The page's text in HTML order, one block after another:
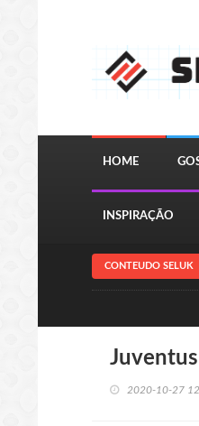
HOME
INSPIRAÇÃO
CONTEUDO SELUK
2020-10-27